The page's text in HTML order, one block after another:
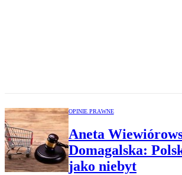
OPINIE PRAWNE
Aneta
Domagalska:
jako niebyt